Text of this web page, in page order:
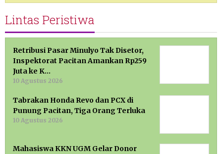
Lintas Peristiwa
Retribusi Pasar Minulyo Tak Disetor,
Inspektorat Pacitan Amankan Rp259
Juta ke K…
10 Agustus 2026
Tabrakan Honda Revo dan PCX di
Punung Pacitan, Tiga Orang Terluka
10 Agustus 2026
Mahasiswa KKN UGM Gelar Donor